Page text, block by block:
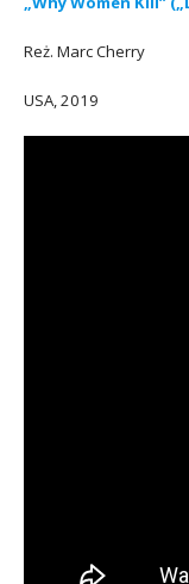
Reż. Marc Cherry
USA, 2019